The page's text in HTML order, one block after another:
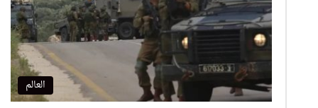
العالم